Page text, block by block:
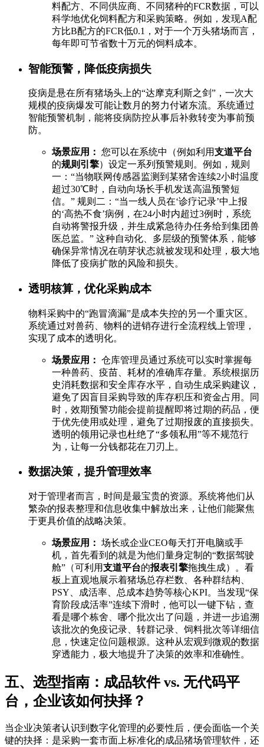
料配方、不同供应商、不同猪种的FCR数据，可以
科学地优化饲料配方和采购策略。例如，发现A配
方比B配方的FCR低0.1，对于一个万头猪场而言，
每年即可节省数十万元的饲料成本。
智能预警，降低疫病损失
疫病是悬在所有猪场头上的“达摩克利斯之剑”，一次大
规模的疫病爆发可能让数月的努力付诸东流。系统通过
智能预警机制，能将疫病防控从事后补救转变为事前预
防。
场景应用： 您可以在系统中（例如利用支道平台
的规则引擎）设定一系列预警规则。例如，规则
一：“当物联网传感器监测到某猪舍连续2小时温度
超过30℃时，自动向场长手机发送高温预警短
信。” 规则二：“当一线人员在‘诊疗记录’中上报
的‘高热不食’病例，在24小时内超过3例时，系统
自动将警报升级，并生成紧急待办任务给到集团兽
医总监。” 这种自动化、多层级的预警体系，能够
确保异常情况在萌芽状态就被发现和处理，极大地
降低了疫病扩散的风险和损失。
透明核算，优化采购成本
物料采购中的“跑冒滴漏”是成本失控的另一个重灾区。
系统通过对兽药、物料的进销存进行全流程线上管理，
实现了成本的透明化。
场景应用： 仓库管理员通过系统可以实时掌握每
一种兽药、疫苗、耗材的准确库存量。系统根据历
史消耗数据和安全库存水平，自动生成采购建议，
避免了因盲目采购导致的库存积压和资金占用。同
时，效期预警功能会提前提醒即将过期的药品，便
于优先使用或处理，避免了过期报废的直接损失。
透明的领用记录也杜绝了“多领私用”等不规范行
为，让每一分钱都花在刀刃上。
数据决策，提升管理效率
对于管理者而言，时间是最宝贵的资源。系统将他们从
繁杂的报表整理和信息收集中解放出来，让他们能聚焦
于更具价值的战略决策。
场景应用： 场长或企业CEO每天打开电脑或手
机，首先看到的就是为他们量身定制的“数据驾驶
舱”（可利用支道平台的报表引擎拖拽生成）。看
板上直观地展示着猪场总存栏数、各种群结构、
PSY、成活率、总成本趋势等核心KPI。当发现“保
育阶段成活率”连续下滑时，他可以一键下钻，查
看是哪个栋舍、哪个批次出了问题，并进一步追溯
该批次的免疫记录、转群记录、饲料批次等详细信
息，快速定位问题根源。这种从宏观到微观的数据
穿透能力，极大地提升了决策的效率和准确性。
五、选型指南：成品软件 vs. 无代码平
台，企业该如何抉择？
当企业决策者认识到数字化管理的必要性后，便会面临一个关
键的抉择：是采购一套市面上标准化的成品猪场管理软件，还